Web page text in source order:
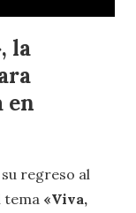
la
en
regreso al
tema «Viva,